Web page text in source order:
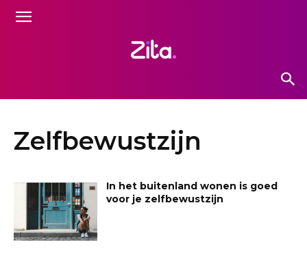
Zelfbewustzijn
In het buitenland wonen is goed
voor je zelfbewustzijn